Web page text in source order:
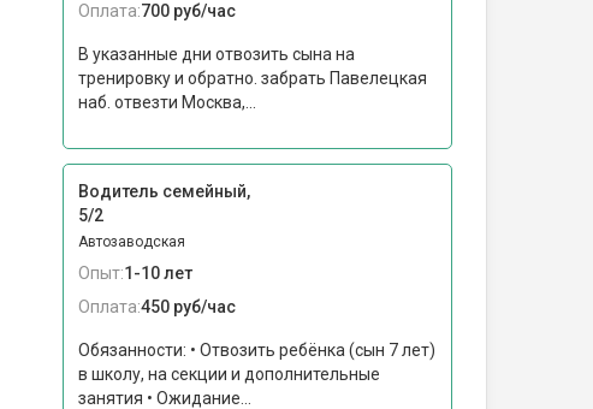
Оплата:700 руб/час
В указанные дни отвозить сына на
тренировку и обратно. забрать Павелецкая
наб. отвезти Москва,...
Водитель семейный,
5/2
Автозаводская
Опыт:1-10 лет
Оплата:450 руб/час
Обязанности: • Отвозить ребёнка (сын 7 лет)
в школу, на секции и дополнительные
занятия • Ожидание...